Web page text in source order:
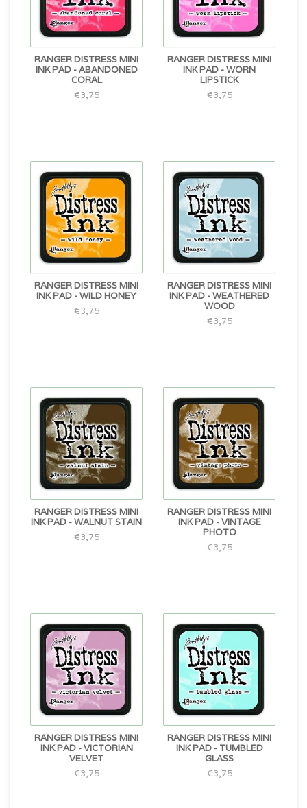
RANGER DISTRESS MINI
INK PAD - ABANDONED
CORAL
€3,75
RANGER DISTRESS MINI
INK PAD - WORN
LIPSTICK
€3,75
RANGER DISTRESS MINI
INK PAD - WILD HONEY
€3,75
RANGER DISTRESS MINI
INK PAD - WEATHERED
WOOD
€3,75
RANGER DISTRESS MINI
INK PAD - WALNUT STAIN
€3,75
RANGER DISTRESS MINI
INK PAD - VINTAGE
PHOTO
€3,75
RANGER DISTRESS MINI
INK PAD - VICTORIAN
VELVET
€3,75
RANGER DISTRESS MINI
INK PAD - TUMBLED
GLASS
€3,75